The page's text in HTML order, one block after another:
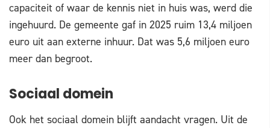
capaciteit of waar de kennis niet in huis was, werd die
ingehuurd. De gemeente gaf in 2025 ruim 13,4 miljoen
euro uit aan externe inhuur. Dat was 5,6 miljoen euro
meer dan begroot.
Sociaal domein
Ook het sociaal domein blijft aandacht vragen. Uit de